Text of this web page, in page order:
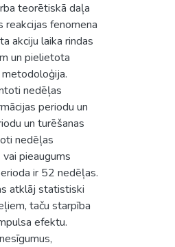
teorētiskā daļa
reakcijas fenomena
akciju laika rindas
un pielietota
nedēļas
periodu un
un turēšanas
nedēļas
pieaugums
ir 52 nedēļas.
atklāj statistiski
taču starpība
efektu.